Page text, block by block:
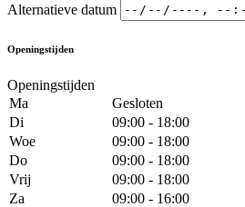
Alternatieve datum
Openingstijden
Openingstijden
Ma
Gesloten
Di
09:00 - 18:00
Woe
09:00 - 18:00
Do
09:00 - 18:00
Vrij
09:00 - 18:00
Za
09:00 - 16:00